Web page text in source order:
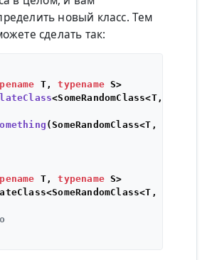
новый класс. Тем
сделать так:
T, typename
<SomeRandomClass<T, S>>
(SomeRandomClass<T, S>& t)
T, typename
S>>::